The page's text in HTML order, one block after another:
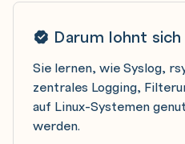
Darum lohnt
Sie lernen, wie Syslog,
zentrales Logging,
auf Linux-Systemen
werden.